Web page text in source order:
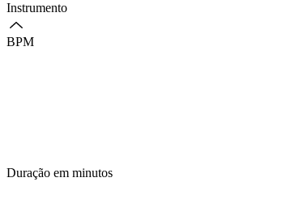
Instrumento
BPM
Duração em minutos